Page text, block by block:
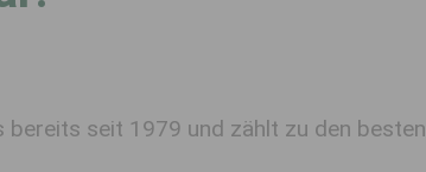
bereits seit 1979 und zählt zu den besten